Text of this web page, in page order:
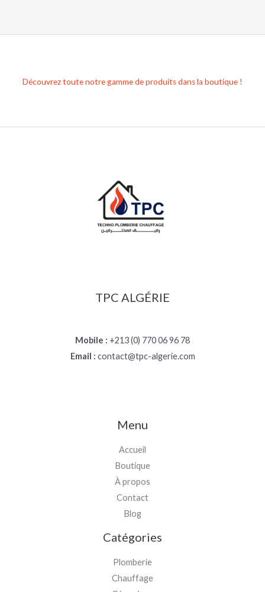
Découvrez toute notre gamme de produits dans la boutique !
TPC ALGÉRIE
Mobile : +213 (0) 770 06 96 78
Email : contact@tpc-algerie.com
Menu
Accueil
Boutique
À propos
Contact
Blog
Catégories
Plomberie
Chauffage